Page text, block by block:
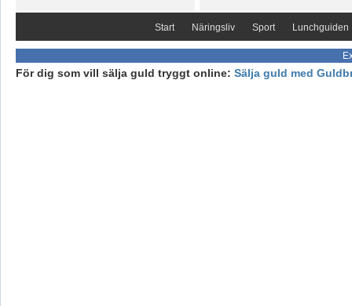
Start Näringsliv Sport Lunchguiden
För dig som vill sälja guld tryggt online: Sälja guld med